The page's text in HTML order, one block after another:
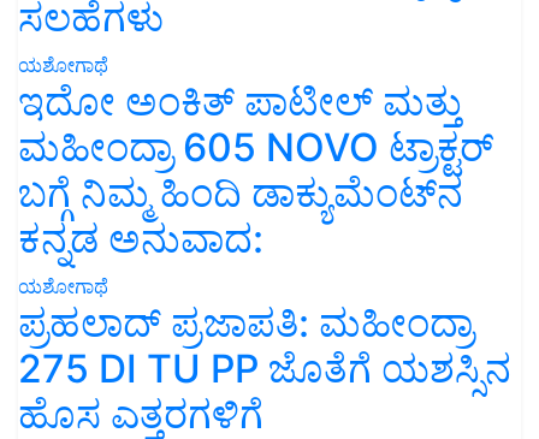
ಸಲಹೆಗಳು
ಯಶೋಗಾಥೆ
ಇದೋ ಅಂಕಿತ್ ಪಾಟೀಲ್ ಮತ್ತು
ಮಹೀಂದ್ರಾ 605 NOVO ಟ್ರಾಕ್ಟರ್
ಬಗ್ಗೆ ನಿಮ್ಮ ಹಿಂದಿ ಡಾಕ್ಯುಮೆಂಟ್‌ನ
ಕನ್ನಡ ಅನುವಾದ:
ಯಶೋಗಾಥೆ
ಪ್ರಹಲಾದ್ ಪ್ರಜಾಪತಿ: ಮಹೀಂದ್ರಾ
275 DI TU PP ಜೊತೆಗೆ ಯಶಸ್ಸಿನ
ಹೊಸ ಎತ್ತರಗಳಿಗೆ